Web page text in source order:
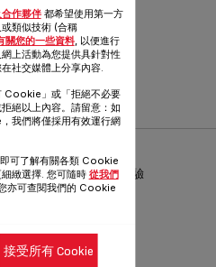
緻效果，吸收更多營養
號 :BL985A65
2 BL445
天更快速準備食材的新體驗
:
作夥伴都希望使用第一方
類似技術 (合稱
關您的一些資料, 以便進行
上活動為您提供具針對性
社交媒體上分享內容.
Cookie」或「拒絕不必要
絕以上內容。請留意：如
我們將僅採用有效運行網
, 即可了解有關各類 Cookie
緻選擇. 您可隨時 從我們
亦可查閱我們的 Cookie
接受所有 Cookie